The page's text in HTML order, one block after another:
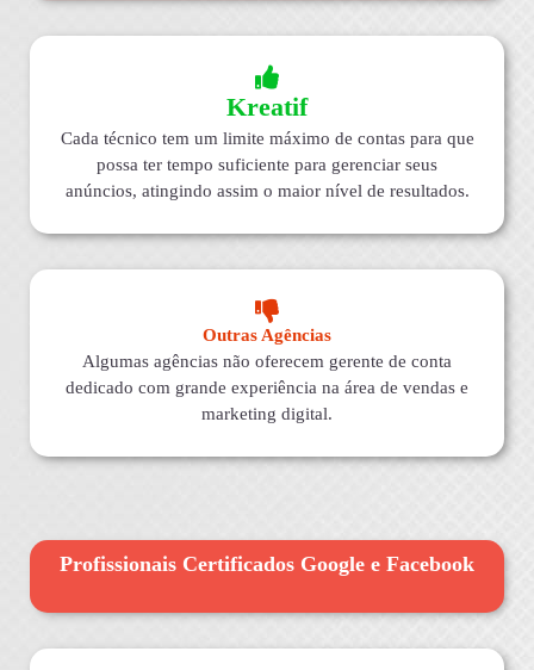
Kreatif
Cada técnico tem um limite máximo de contas para que
possa ter tempo suficiente para gerenciar seus
anúncios, atingindo assim o maior nível de resultados.
Outras Agências
Algumas agências não oferecem gerente de conta
dedicado com grande experiência na área de vendas e
marketing digital.
Profissionais Certificados Google e Facebook